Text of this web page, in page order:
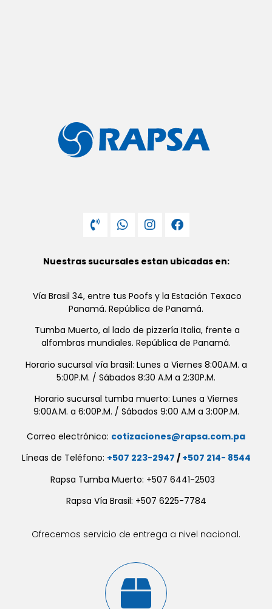
Nuestras sucursales estan ubicadas en:
Vía Brasil 34, entre tus Poofs y la Estación Texaco
Panamá. República de Panamá.
Tumba Muerto, al lado de pizzería Italia, frente a
alfombras mundiales. República de Panamá.
Horario sucursal vía brasil: Lunes a Viernes 8:00A.M. a
5:00P.M. / Sábados 8:30 A.M a 2:30P.M.
Horario sucursal tumba muerto: Lunes a Viernes
9:00A.M. a 6:00P.M. / Sábados 9:00 A.M a 3:00P.M.
Correo electrónico: cotizaciones@rapsa.com.pa
Líneas de Teléfono: +507 223-2947 / +507 214- 8544
Rapsa Tumba Muerto: +507 6441-2503
Rapsa Vía Brasil: +507 6225-7784
Ofrecemos servicio de entrega a nivel nacional.